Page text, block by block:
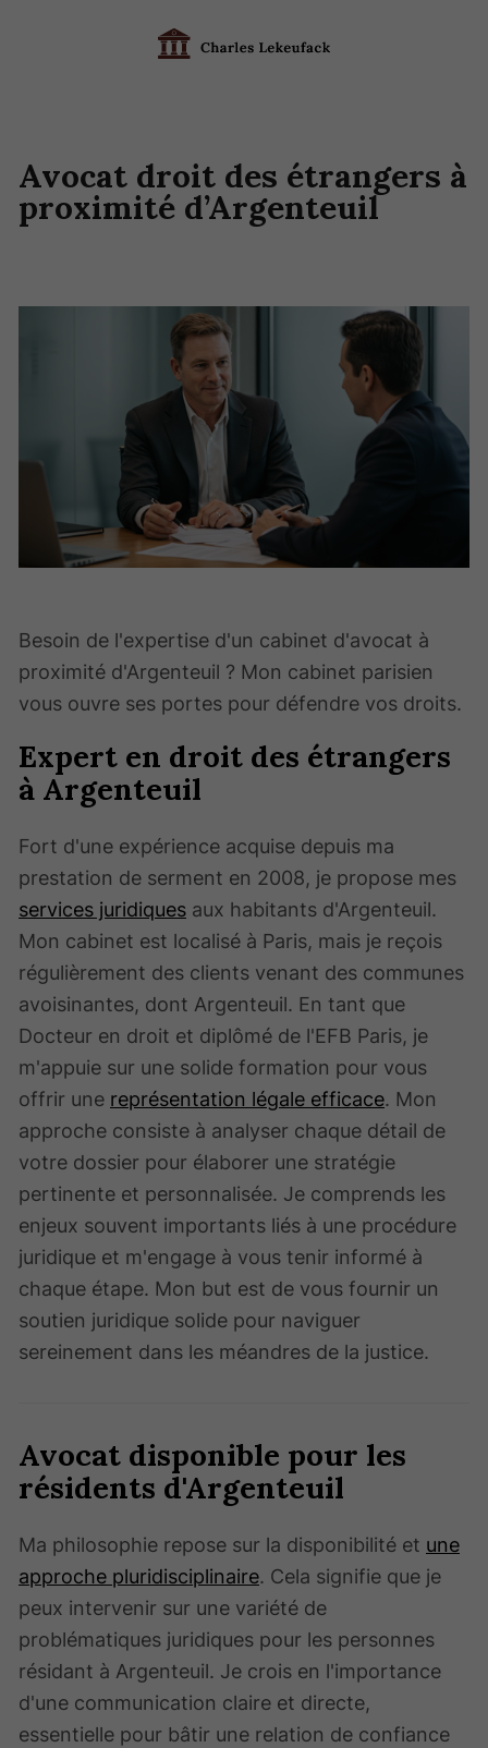
Avocat droit des étrangers à
proximité d’Argenteuil
Besoin de l'expertise d'un cabinet d'avocat à
proximité d'Argenteuil ? Mon cabinet parisien
vous ouvre ses portes pour défendre vos droits.
Expert en droit des étrangers
à Argenteuil
Fort d'une expérience acquise depuis ma
prestation de serment en 2008, je propose mes
services juridiques aux habitants d'Argenteuil.
Mon cabinet est localisé à Paris, mais je reçois
régulièrement des clients venant des communes
avoisinantes, dont Argenteuil. En tant que
Docteur en droit et diplômé de l'EFB Paris, je
m'appuie sur une solide formation pour vous
offrir une représentation légale efficace. Mon
approche consiste à analyser chaque détail de
votre dossier pour élaborer une stratégie
pertinente et personnalisée. Je comprends les
enjeux souvent importants liés à une procédure
juridique et m'engage à vous tenir informé à
chaque étape. Mon but est de vous fournir un
soutien juridique solide pour naviguer
sereinement dans les méandres de la justice.
Avocat disponible pour les
résidents d'Argenteuil
Ma philosophie repose sur la disponibilité et une
approche pluridisciplinaire. Cela signifie que je
peux intervenir sur une variété de
problématiques juridiques pour les personnes
résidant à Argenteuil. Je crois en l'importance
d'une communication claire et directe,
essentielle pour bâtir une relation de confiance